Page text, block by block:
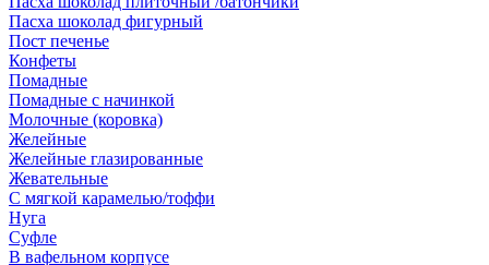
Пасха шоколад фигурный
Пост печенье
Конфеты
Помадные
Помадные с начинкой
Молочные (коровка)
Желейные
Желейные глазированные
Жевательные
С мягкой карамелью/тоффи
Нуга
Суфле
В вафельном корпусе